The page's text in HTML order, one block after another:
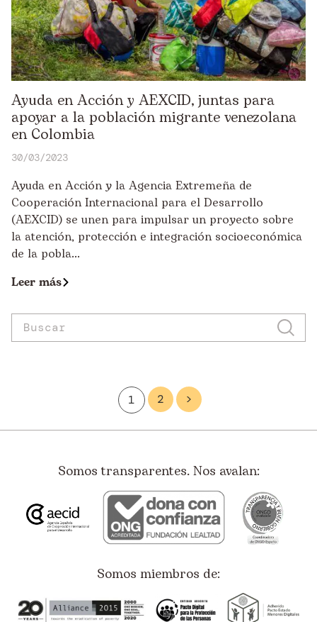
Ayuda en Acción y AEXCID, juntas para
apoyar a la población migrante venezolana
en Colombia
30/03/2023
Ayuda en Acción y la Agencia Extremeña de
Cooperación Internacional para el Desarrollo
(AEXCID) se unen para impulsar un proyecto sobre
la atención, protección e integración socioeconómica
de la pobla...
Leer más
1 2 >
Somos transparentes. Nos avalan:
Somos miembros de: